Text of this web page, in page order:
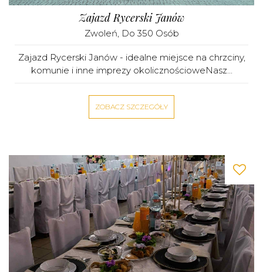
Zajazd Rycerski Janów
Zwoleń, Do 350 Osób
Zajazd Rycerski Janów - idealne miejsce na chrzciny,
komunie i inne imprezy okolicznościoweNasz...
ZOBACZ SZCZEGÓŁY